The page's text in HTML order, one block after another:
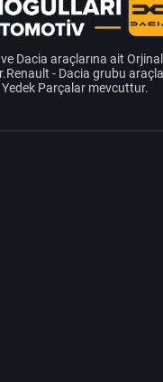
Dacia araçlarına ait
- Dacia grubu
Parçalar mevcuttur.